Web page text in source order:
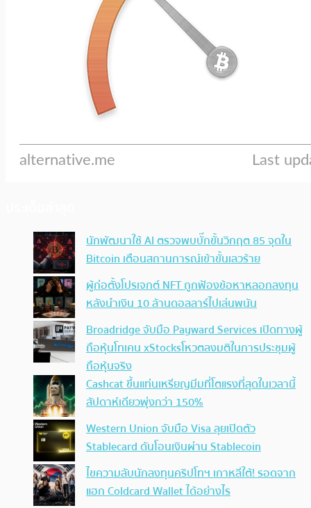
นักพัฒนาใช้ AI ตรวจพบบั๊กขั้นวิกฤต 85 จุดใน
Bitcoin เตือนสถานการณ์เข้าขั้นเลวร้าย
ผู้ก่อตั้งโปรเจกต์ NFT ถูกฟ้องข้อหาหลอกลงทุน
หลังนำเงิน 10 ล้านดอลลาร์ไปเล่นพนัน
Broadridge จับมือ Payward Services เปิดทางผู้
ถือหุ้นโทเคน xStocksโหวตลงมติในการประชุมผู้
ถือหุ้นจริง
Cashcat ขึ้นแท่นเหรียญมีมที่โตแรงที่สุดในเวลานี้
สัปดาห์เดียวพุ่งกว่า 150%
Western Union จับมือ Visa ลุยเปิดตัว
Stablecard ดันโอนเงินผ่าน Stablecoin
ไขความลับนักลงทุนคริปโทฯ เกาหลีใต้! รอดจาก
แฮก Coldcard Wallet ได้อย่างไร